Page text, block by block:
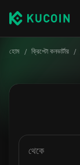
হোম / ক্রিপ্টো কনভার্টার /
থেকে